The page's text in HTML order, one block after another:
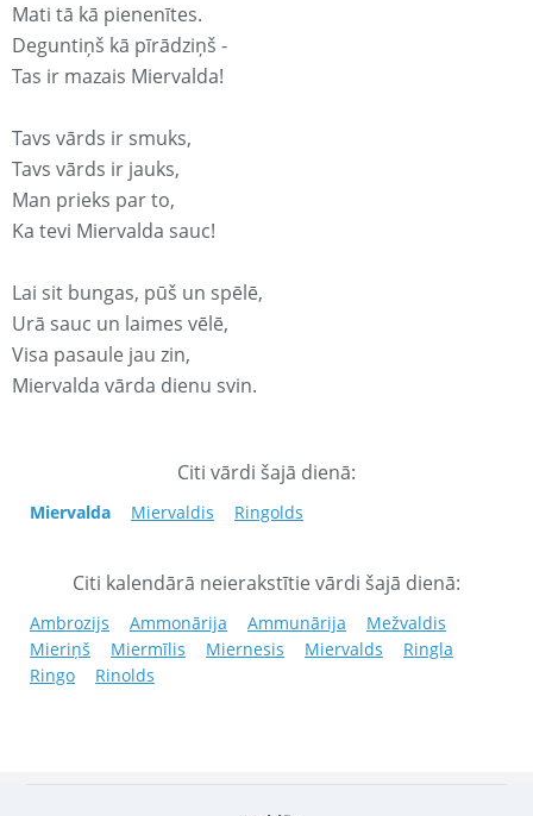
Mati tā kā pienenītes.
Deguntiņš kā pīrādziņš -
Tas ir mazais Miervalda!
Tavs vārds ir smuks,
Tavs vārds ir jauks,
Man prieks par to,
Ka tevi Miervalda sauc!
Lai sit bungas, pūš un spēlē,
Urā sauc un laimes vēlē,
Visa pasaule jau zin,
Miervalda vārda dienu svin.
Citi vārdi šajā dienā:
Miervalda Miervaldis Ringolds
Citi kalendārā neierakstītie vārdi šajā dienā:
Ambrozijs Ammonārija Ammunārija
Mežvaldis
Mieriņš
Miermīlis Miernesis Miervalds
Ringla
Ringo
Rinolds